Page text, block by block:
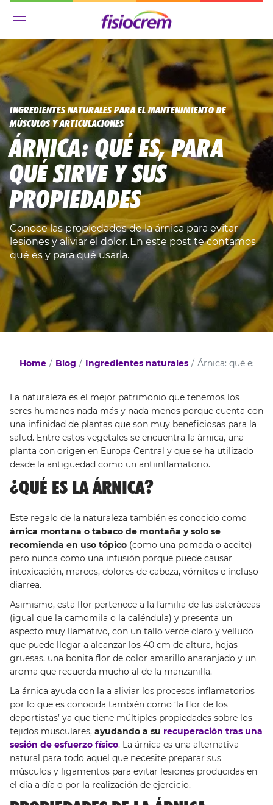
Menú
INGREDIENTES NATURALES PARA EL MANTENIMIENTO DE
MÚSCULOS Y ARTICULACIONES
ÁRNICA: QUÉ ES, PARA
QUÉ SIRVE Y SUS
PROPIEDADES
Conoce las propiedades de la árnica para evitar
lesiones y aliviar el dolor. En este post te contamos
qué es y para qué usarla.
Home Blog Ingredientes naturales Árnica: qué es,
La naturaleza es el mejor patrimonio que tenemos los
seres humanos nada más y nada menos porque cuenta con
una infinidad de plantas que son muy beneficiosas para la
salud. Entre estos vegetales se encuentra la árnica, una
planta con origen en Europa Central y que se ha utilizado
desde la antigüedad como un antiinflamatorio.
¿QUÉ ES LA ÁRNICA?
Este regalo de la naturaleza también es conocido como
árnica montana o tabaco de montaña y solo se
recomienda en uso tópico (como una pomada o aceite)
pero nunca como una infusión porque puede causar
intoxicación, mareos, dolores de cabeza, vómitos e incluso
diarrea.
Asimismo, esta flor pertenece a la familia de las asteráceas
(igual que la camomila o la caléndula) y presenta un
aspecto muy llamativo, con un tallo verde claro y velludo
que puede llegar a alcanzar los 40 cm de altura, hojas
gruesas, una bonita flor de color amarillo anaranjado y un
aroma que recuerda mucho al de la manzanilla.
La árnica ayuda con la a aliviar los procesos inflamatorios
por lo que es conocida también como ‘la flor de los
deportistas’ ya que tiene múltiples propiedades sobre los
tejidos musculares, ayudando a su recuperación tras una
sesión de esfuerzo físico. La árnica es una alternativa
natural para todo aquel que necesite preparar sus
músculos y ligamentos para evitar lesiones producidas en
el día a día o por la realización de ejercicio.